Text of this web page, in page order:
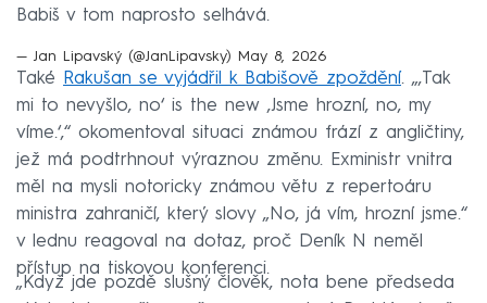
Babiš v tom naprosto selhává.
— Jan Lipavský (@JanLipavsky) May 8, 2026
Také Rakušan se vyjádřil k Babišově zpoždění. „‚Tak
mi to nevyšlo, no‘ is the new ‚Jsme hrozní, no, my
víme.‘,“ okomentoval situaci známou frází z angličtiny,
jež má podtrhnout výraznou změnu. Exministr vnitra
měl na mysli notoricky známou větu z repertoáru
ministra zahraničí, který slovy „No, já vím, hrozní jsme.“
v lednu reagoval na dotaz, proč Deník N neměl
přístup na tiskovou konferenci.
„Když jde pozdě slušný člověk, nota bene předseda